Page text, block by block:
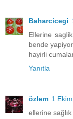
Baharcicegi
Ellerine
bende
hayirli
Yanıtla
özlem 1
ellerine